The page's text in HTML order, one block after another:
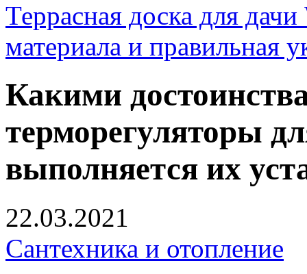
Террасная доска для
материала и правильная
Какими
терморегуляторы
выполняется их
22.03.2021
Сантехника и отопление